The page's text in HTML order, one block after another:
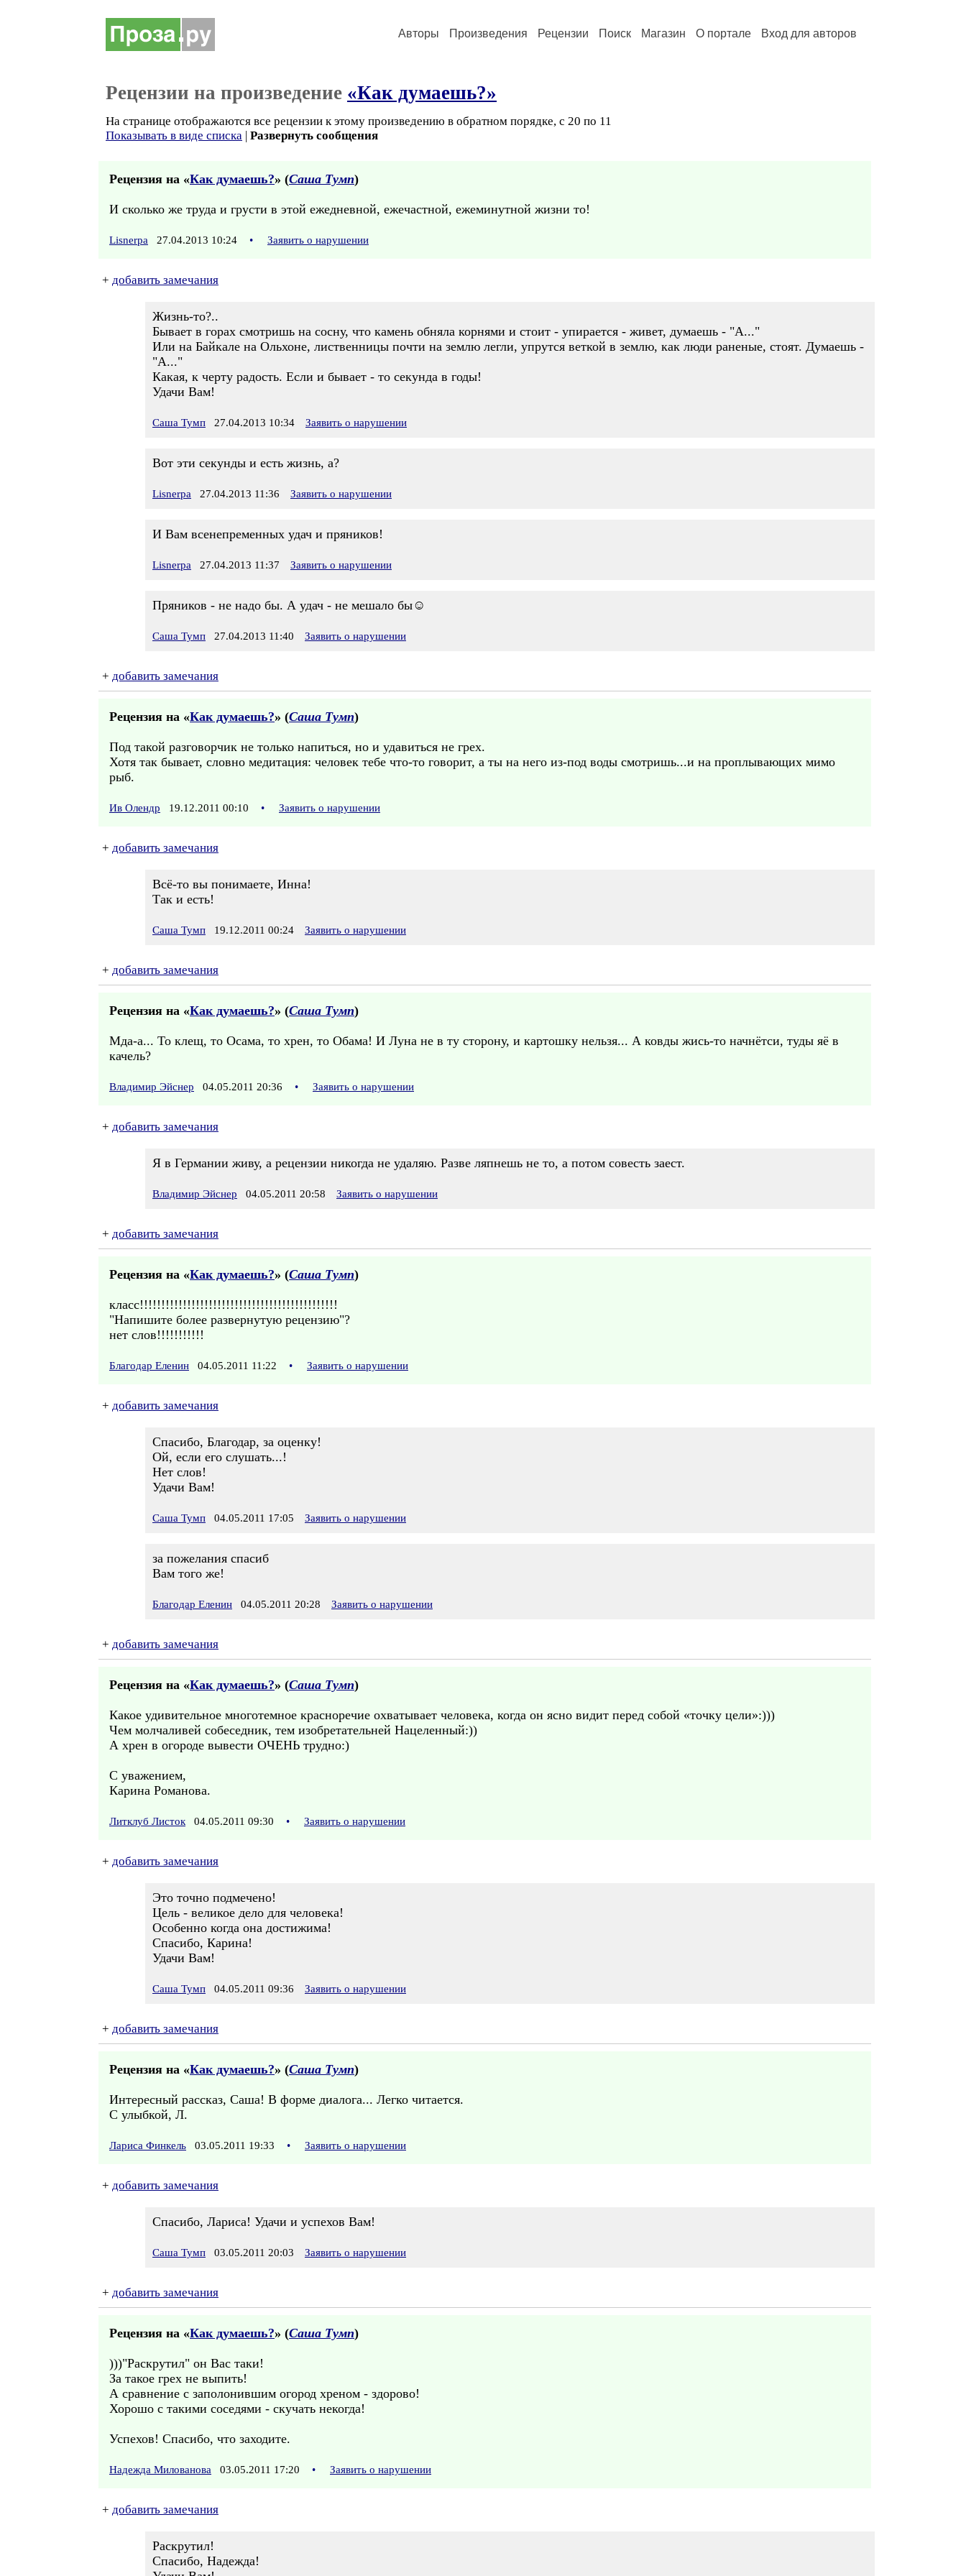
Авторы Произведения Рецензии Поиск Магазин О портале Вход для авторов
Рецензии на произведение «Как думаешь?»
На странице отображаются все рецензии к этому произведению в обратном порядке, с 20 по 11
Показывать в виде списка | Развернуть сообщения
Рецензия на «Как думаешь?» (Саша Тумп)
И сколько же труда и грусти в этой ежедневной, ежечастной, ежеминутной жизни то!
Lisnerpa 27.04.2013 10:24 • Заявить о нарушении
+ добавить замечания
Жизнь-то?..
Бывает в горах смотришь на сосну, что камень обняла корнями и стоит - упирается - живет, думаешь - "А..."
Или на Байкале на Ольхоне, лиственницы почти на землю легли, упрутся веткой в землю, как люди раненые, стоят. Думаешь -
"А..."
Какая, к черту радость. Если и бывает - то секунда в годы!
Удачи Вам!
Саша Тумп 27.04.2013 10:34 Заявить о нарушении
Вот эти секунды и есть жизнь, а?
Lisnerpa 27.04.2013 11:36 Заявить о нарушении
И Вам всенепременных удач и пряников!
Lisnerpa 27.04.2013 11:37 Заявить о нарушении
Пряников - не надо бы. А удач - не мешало бы☺
Саша Тумп 27.04.2013 11:40 Заявить о нарушении
+ добавить замечания
Рецензия на «Как думаешь?» (Саша Тумп)
Под такой разговорчик не только напиться, но и удавиться не грех.
Хотя так бывает, словно медитация: человек тебе что-то говорит, а ты на него из-под воды смотришь...и на проплывающих мимо
рыб.
Ив Олендр 19.12.2011 00:10 • Заявить о нарушении
+ добавить замечания
Всё-то вы понимаете, Инна!
Так и есть!
Саша Тумп 19.12.2011 00:24 Заявить о нарушении
+ добавить замечания
Рецензия на «Как думаешь?» (Саша Тумп)
Мда-а... То клещ, то Осама, то хрен, то Обама! И Луна не в ту сторону, и картошку нельзя... А ковды жись-то начнётси, туды яё в
качель?
Владимир Эйснер 04.05.2011 20:36 • Заявить о нарушении
+ добавить замечания
Я в Германии живу, а рецензии никогда не удаляю. Разве ляпнешь не то, а потом совесть заест.
Владимир Эйснер 04.05.2011 20:58 Заявить о нарушении
+ добавить замечания
Рецензия на «Как думаешь?» (Саша Тумп)
класс!!!!!!!!!!!!!!!!!!!!!!!!!!!!!!!!!!!!!!!!!!!!!!
"Напишите более развернутую рецензию"?
нет слов!!!!!!!!!!!
Благодар Еленин 04.05.2011 11:22 • Заявить о нарушении
+ добавить замечания
Спасибо, Благодар, за оценку!
Ой, если его слушать...!
Нет слов!
Удачи Вам!
Саша Тумп 04.05.2011 17:05 Заявить о нарушении
за пожелания спасиб
Вам того же!
Благодар Еленин 04.05.2011 20:28 Заявить о нарушении
+ добавить замечания
Рецензия на «Как думаешь?» (Саша Тумп)
Какое удивительное многотемное красноречие охватывает человека, когда он ясно видит перед собой «точку цели»:)))
Чем молчаливей собеседник, тем изобретательней Нацеленный:))
А хрен в огороде вывести ОЧЕНЬ трудно:)
С уважением,
Карина Романова.
Литклуб Листок 04.05.2011 09:30 • Заявить о нарушении
+ добавить замечания
Это точно подмечено!
Цель - великое дело для человека!
Особенно когда она достижима!
Спасибо, Карина!
Удачи Вам!
Саша Тумп 04.05.2011 09:36 Заявить о нарушении
+ добавить замечания
Рецензия на «Как думаешь?» (Саша Тумп)
Интересный рассказ, Саша! В форме диалога... Легко читается.
С улыбкой, Л.
Лариса Финкель 03.05.2011 19:33 • Заявить о нарушении
+ добавить замечания
Спасибо, Лариса! Удачи и успехов Вам!
Саша Тумп 03.05.2011 20:03 Заявить о нарушении
+ добавить замечания
Рецензия на «Как думаешь?» (Саша Тумп)
)))"Раскрутил" он Вас таки!
За такое грех не выпить!
А сравнение с заполонившим огород хреном - здорово!
Хорошо с такими соседями - скучать некогда!
Успехов! Спасибо, что заходите.
Надежда Милованова 03.05.2011 17:20 • Заявить о нарушении
+ добавить замечания
Раскрутил!
Спасибо, Надежда!